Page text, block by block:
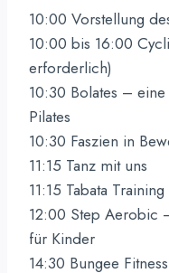
10:00 Vorstellung
10:00 bis 16:00
erforderlich)
10:30 Bolates –
Pilates
10:30 Faszien in
11:15 Tanz mit uns
11:15 Tabata Training
12:00 Step Aerobic
für Kinder
14:30 Bungee Fitness